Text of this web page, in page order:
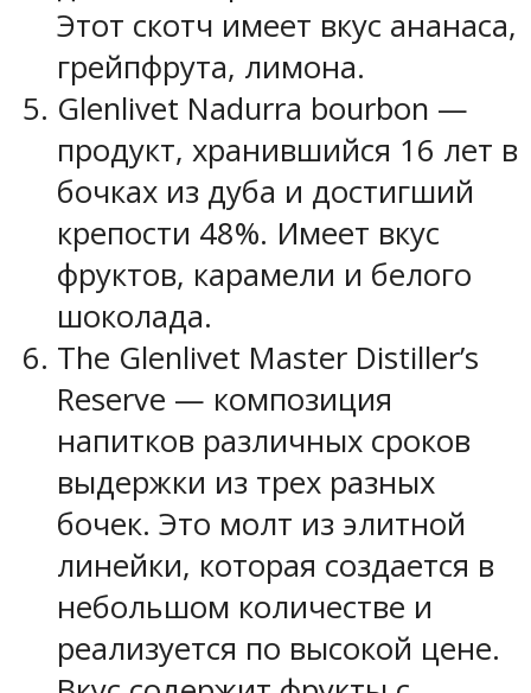
Этот скотч имеет вкус ананаса,
грейпфрута, лимона.
Glenlivet Nadurra bourbon —
продукт, хранившийся 16 лет в
бочках из дуба и достигший
крепости 48%. Имеет вкус
фруктов, карамели и белого
шоколада.
The Glenlivet Master Distiller’s
Reserve — композиция
напитков различных сроков
выдержки из трех разных
бочек. Это молт из элитной
линейки, которая создается в
небольшом количестве и
реализуется по высокой цене.